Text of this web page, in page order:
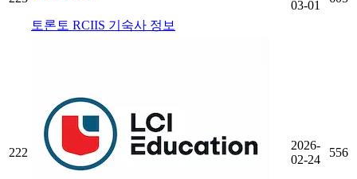
토론토 RCIIS 기숙사 정보
03-01
222
2026-
02-24
556